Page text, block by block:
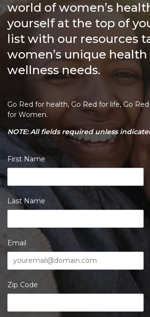
world of women’s
yourself at the top of
list with our resources
women’s unique health
wellness needs.
Go Red for health, Go Red for life, Go
for Women.
NOTE: All fields required unless
First Name
Last Name
Email
Zip Code